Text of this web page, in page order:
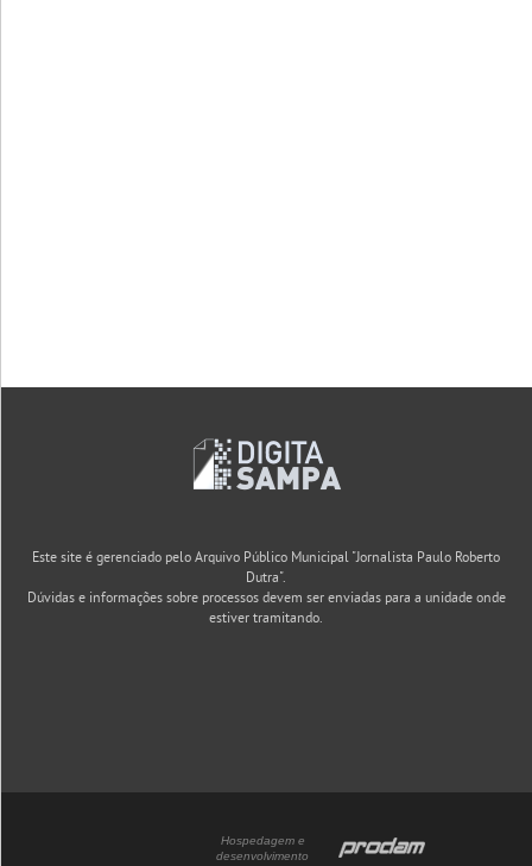
Este site é gerenciado pelo Arquivo Público Municipal "Jornalista Paulo Roberto
Dutra".
Dúvidas e informações sobre processos devem ser enviadas para a unidade onde
estiver tramitando.
Hospedagem e
desenvolvimento